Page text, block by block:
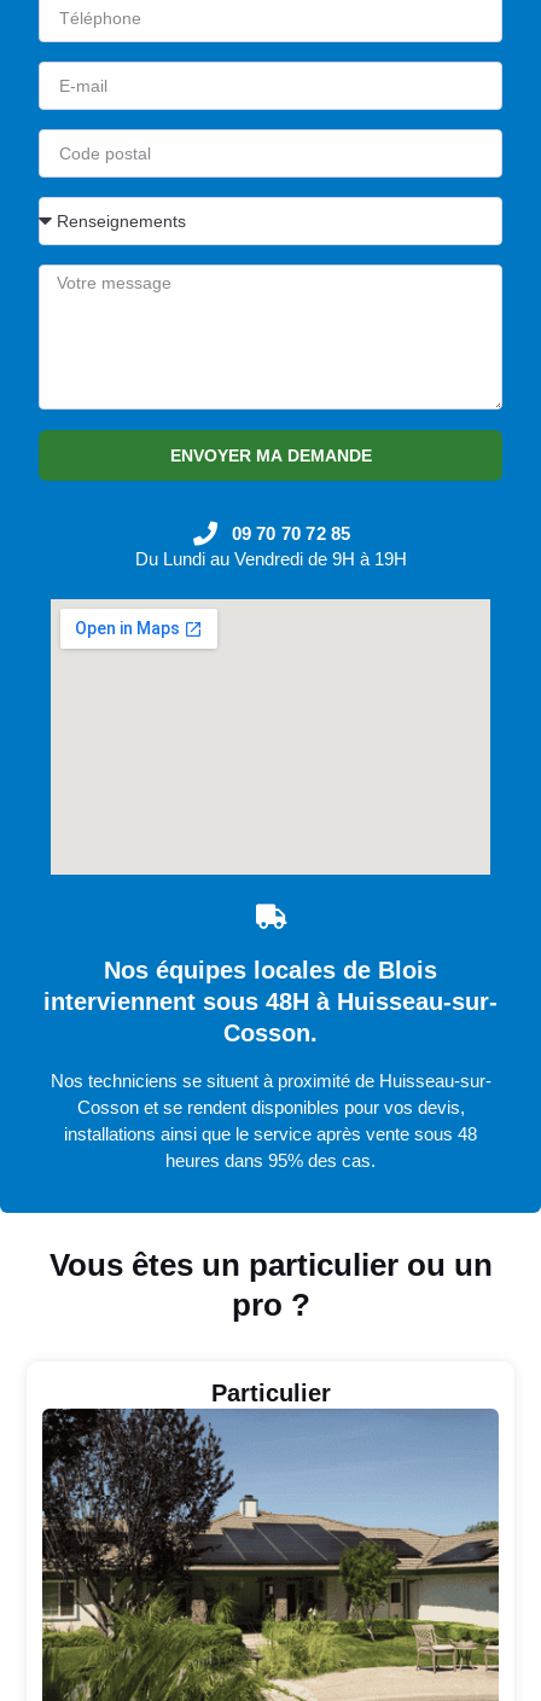
Vous êtes un particulier ou un
pro ?
Particulier
ENVOYER MA DEMANDE
09 70 70 72 85
Du Lundi au Vendredi de 9H à 19H
Nos équipes locales de Blois
interviennent sous 48H à Huisseau-sur-
Cosson.
Nos techniciens se situent à proximité de Huisseau-sur-
Cosson et se rendent disponibles pour vos devis,
installations ainsi que le service après vente sous 48
heures dans 95% des cas.